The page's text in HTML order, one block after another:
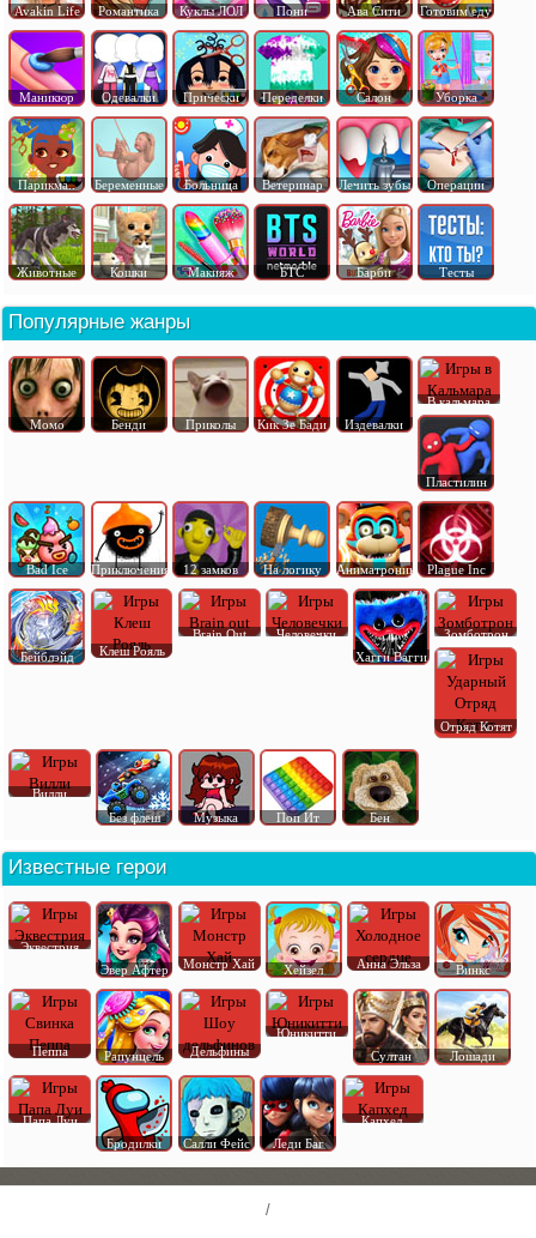
Avakin Life Романтика Куклы ЛОЛ Пони Ава Сити Готовим еду
Маникюр Одевалки Прически Переделки Салон Уборка
Парикма.. Беременные Больница Ветеринар Лечить зубы Операции
Животные Кошки Макияж БТС Барби Тесты
Популярные жанры
Момо Бенди Приколы Кик Зе Бади Издевалки
В кальмара
Пластилин
Bad Ice Приключения 12 замков На логику Аниматроник Plague Inc
Бейблэйд Клеш Рояль
Brain Out
Человечки
Хагги Вагги
Зомботрон
Отряд Котят
Вилли
Без флеш
Музыка Поп Ит Бен
Известные герои
Эквестрия
Эвер Афтер
Монстр Хай Хейзел Анна Эльза Винкс
Пеппа Рапунцель Дельфины
Юникитти
Султан
Лошади
Папа Луи
Бродилки
Салли Фейс Леди Баг
Капхед
/